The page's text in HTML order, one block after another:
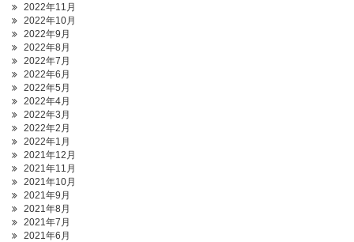
2022年11月
2022年10月
2022年9月
2022年8月
2022年7月
2022年6月
2022年5月
2022年4月
2022年3月
2022年2月
2022年1月
2021年12月
2021年11月
2021年10月
2021年9月
2021年8月
2021年7月
2021年6月